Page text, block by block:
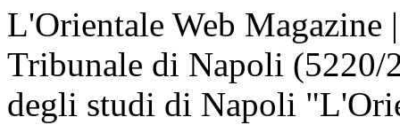
L'Orientale Web Magazine
Tribunale di Napoli
degli studi di Napoli